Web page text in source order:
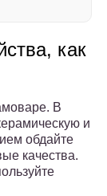
как
В
и
обдайте
качества.